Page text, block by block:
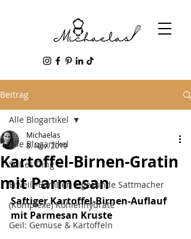
Beitrag
Alle Blogartikel
Süßes Ding
Eiweiß-Bomben + gesunde Sattmacher
(Komplexe) Kohlenhydrate
Geil: Gemüse & Kartoffeln
Alle Blogartikel
Kartoffel-Birnen-Gratin
mit Parmesan
Michaelas
8. Nov. 2019
Saftiger Kartoffel-Birnen-Auflauf
mit Parmesan Kruste